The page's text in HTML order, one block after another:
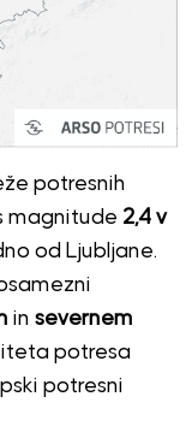
potresnih
magnitude 2,4 v
od Ljubljane.
in severnem
potresa
potresni